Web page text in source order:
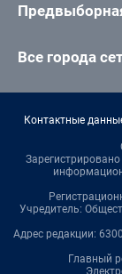
Все города
Контактные
Учредитель:
Адрес редакции:
Главный